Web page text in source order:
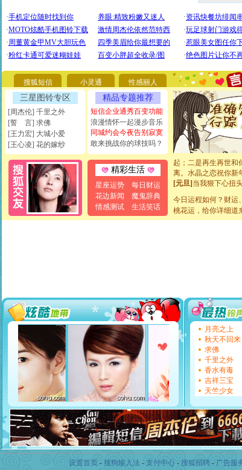
搜狐短信 小灵通 性感丽人
三星图铃专区
[周杰伦] 千里之外
[誓 言] 求佛
[王力宏] 大城小爱
[王心凌] 花的嫁纱
精品专题推荐
短信企业通秀百变功能
浪漫情怀一起漫步音乐
同城约会今夜告别寂寞
敢来挑战你的球技吗？
精彩生活
星座运势
每日财运
花边新闻
魔鬼辞典
情感测试
生活笑话
[圣诞节]圣诞节到了
你太多，只有给你
要平安！千万要知
能正大光明地骚扰你
天都要快乐噢!
[圣诞节]奉上一颗祝
如意,快乐,鲜花,一切
[元旦]看到你我会触
断电。爱你是我职业
你是我专业！水晶之
[元旦]如果上天让我
起；二是再生再世和
离。水晶之恋祝你新
[元旦]当我狠下心扭
泣，这痛楚让我明白
卖了。水晶之恋祝你
[春节]风柔雨润好月
颜！冬去春来似水如
[圣诞节]不只这样的
能正大光明地骚扰
天都要快乐噢!
[圣诞节]奉上一颗祝
如意,快乐,鲜花,一
[元旦]
看到你我会触
断电。爱你是我职
你是我专业！水晶
[元旦]
如果上天让我
起；二是再生再世
离。水晶之恋祝你新
[元旦]当我狠下心扭
泣，这痛楚让我明白
卖了。水晶之恋祝你
[春节]风柔雨润好月
颜！冬去春来似水如
道一声平安！新年吉
今日运程如何？财运
桃花运，给你详细道
月亮之上
秋天不回来
求佛
千里之外
香水有毒
吉祥三宝
天竺少女
设置首页- 搜狗输入法 - 支付中心- 搜狐招聘- 广告服